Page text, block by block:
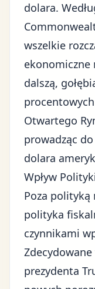
dolara.
wszelkie
ekonomiczne
dalszą,
Otwartego
prowadząc
dolara
Wpływ
Poza polityką
polityka
czynnikami
prezydenta